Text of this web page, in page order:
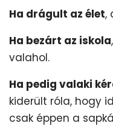
Ha drágult az élet,
Ha bezárt az iskola
valahol.
Ha pedig valaki
kiderült róla, hogy
csak éppen a